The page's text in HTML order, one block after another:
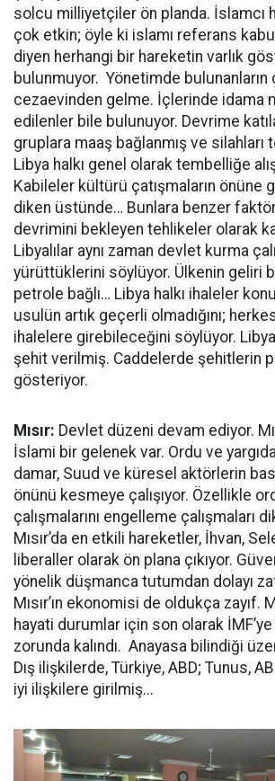
solcu milliyetçiler ön planda. İslamcı
çok etkin; öyle ki islamı referans
diyen herhangi bir hareketin varlık
bulunmuyor. Yönetimde bulunanların
cezaevinden gelme. İçlerinde idama
edilenler bile bulunuyor. Devrime
gruplara maaş bağlanmış ve silahları
Libya halkı genel olarak tembelliğe
Kabileler kültürü çatışmaların önüne
diken üstünde… Bunlara benzer
devrimini bekleyen tehlikeler olarak
Libyalılar aynı zaman devlet kurma
yürüttüklerini söylüyor. Ülkenin geliri
petrole bağlı… Libya halkı ihaleler
usulün artık geçerli olmadığını;
ihalelere girebileceğini söylüyor.
şehit verilmiş. Caddelerde şehitlerin
gösteriyor.
Mısır: Devlet düzeni devam ediyor.
İslami bir gelenek var. Ordu ve
damar, Suud ve küresel aktörlerin
önünü kesmeye çalışıyor. Özellikle
çalışmalarını engelleme çalışmaları
Mısır’da en etkili hareketler, İhvan,
liberaller olarak ön plana çıkıyor.
yönelik düşmanca tutumdan dolayı
Mısır’ın ekonomisi de oldukça zayıf.
hayati durumlar için son olarak
zorunda kalındı. Anayasa bilindiği
Dış ilişkilerde, Türkiye, ABD; Tunus,
iyi ilişkilere girilmiş...